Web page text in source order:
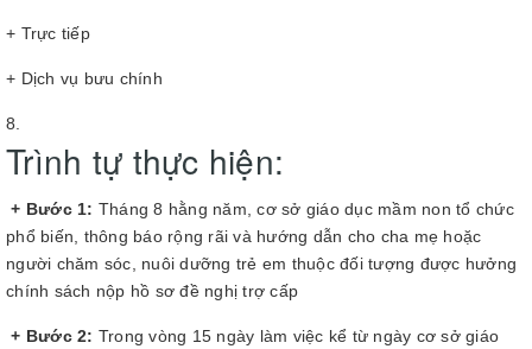
+ Trực tiếp
+ Dịch vụ bưu chính
Trình tự thực hiện:
+ Bước 1: Tháng 8 hằng năm, cơ sở giáo dục mầm non tổ chức
phổ biến, thông báo rộng rãi và hướng dẫn cho cha mẹ hoặc
người chăm sóc, nuôi dưỡng trẻ em thuộc đối tượng được hưởng
chính sách nộp hồ sơ đề nghị trợ cấp
+ Bước 2: Trong vòng 15 ngày làm việc kể từ ngày cơ sở giáo